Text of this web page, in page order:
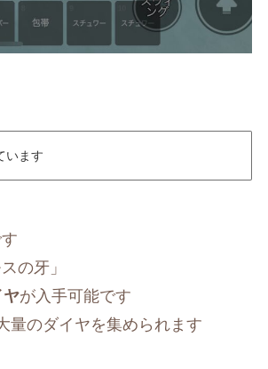
います
の牙」
ヤが入手可能です
量のダイヤを集められます